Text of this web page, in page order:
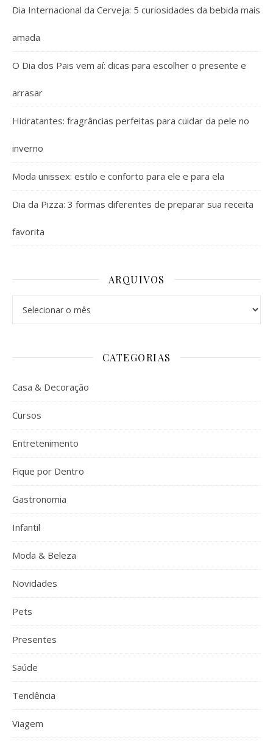
Dia Internacional da Cerveja: 5 curiosidades da bebida mais
amada
O Dia dos Pais vem aí: dicas para escolher o presente e
arrasar
Hidratantes: fragrâncias perfeitas para cuidar da pele no
inverno
Moda unissex: estilo e conforto para ele e para ela
Dia da Pizza: 3 formas diferentes de preparar sua receita
favorita
ARQUIVOS
CATEGORIAS
Casa & Decoração
Cursos
Entretenimento
Fique por Dentro
Gastronomia
Infantil
Moda & Beleza
Novidades
Pets
Presentes
Saúde
Tendência
Viagem